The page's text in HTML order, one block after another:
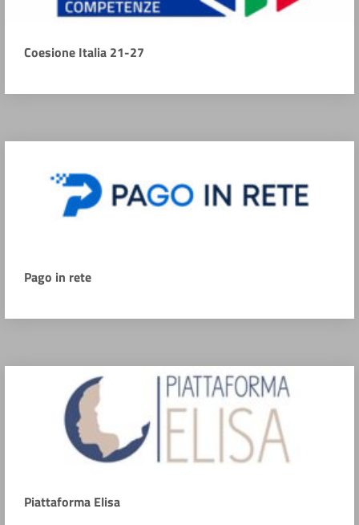
Coesione Italia 21-27
Pago in rete
Piattaforma Elisa